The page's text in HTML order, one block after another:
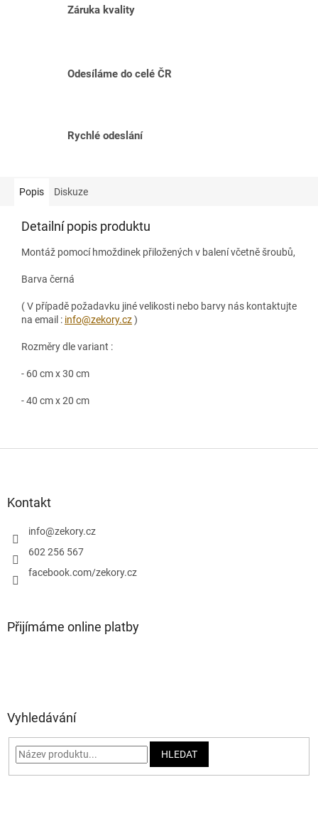
Záruka kvality
Odesíláme do celé ČR
Rychlé odeslání
Popis Diskuze
Detailní popis produktu
Montáž pomocí hmoždinek přiložených v balení včetně šroubů,
Barva černá
( V případě požadavku jiné velikosti nebo barvy nás kontaktujte
na email : info@zekory.cz)
Rozměry dle variant :
- 60 cm x 30 cm
- 40 cm x 20 cm
Kontakt
info@zekory.cz
602 256 567
facebook.com/zekory.cz
Přijímáme online platby
Vyhledávání
HLEDAT